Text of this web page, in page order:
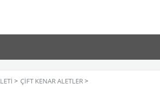
> ÇİFT KENAR ALETLER>